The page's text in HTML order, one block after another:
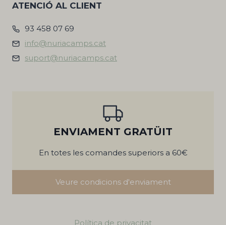
ATENCIÓ AL CLIENT
93 458 07 69
info@nuriacamps.cat
suport@nuriacamps.cat
ENVIAMENT GRATÜIT
En totes les comandes superiors a 60€
Veure condicions d'enviament
Política de privacitat